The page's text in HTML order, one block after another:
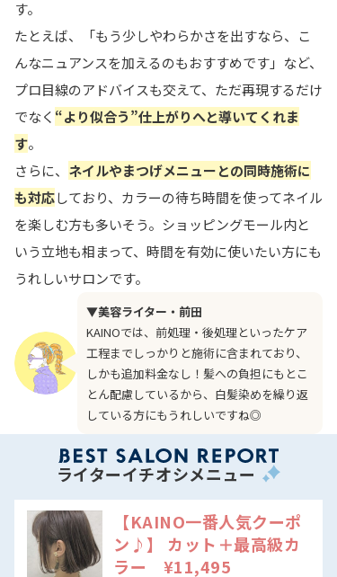
す。
たとえば、「もう少しやわらかさを出すなら、こ
んなニュアンスを加えるのもおすすめです」など、
プロ目線のアドバイスも交えて、ただ再現するだけ
でなく “より似合う”仕上がりへと導いてくれま
す。
さらに、 ネイルやまつげメニューとの同時施術に
も対応しており、カラーの待ち時間を使ってネイル
を楽しむ方も多いそう。ショッピングモール内と
いう立地も相まって、時間を有効に使いたい方にも
うれしいサロンです。
▼美容ライター・前田
KAINOでは、前処理・後処理といったケア
工程までしっかりと施術に含まれており、
しかも追加料金なし！髪への負担にもとこ
とん配慮しているから、白髪染めを繰り返
している方にもうれしいですね◎
ライターイチオシメニュー
【KAINO一番人気クーポ
ン♪】 カット＋最高級カ
ラー ¥11,495